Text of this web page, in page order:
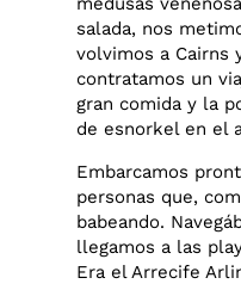
salada, nos
volvimos a Cairns
contratamos un
gran comida y la
de esnorkel en el
Embarcamos
personas que,
babeando.
llegamos a las
Era el Arrecife